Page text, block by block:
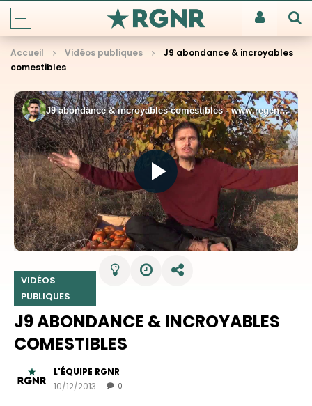
Accueil Vidéos publiques
J9 abondance & incroyables
comestibles
VIDÉOS
PUBLIQUES
J9 ABONDANCE & INCROYABLES
COMESTIBLES
L'ÉQUIPE RGNR
10/12/2013
0